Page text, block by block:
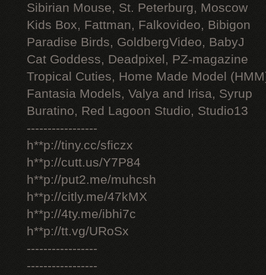
Sibirian Mouse, St. Peterburg, Moscow
Kids Box, Fattman, Falkovideo, Bibigon
Paradise Birds, GoldbergVideo, BabyJ
Cat Goddess, Deadpixel, PZ-magazine
Tropical Cuties, Home Made Model
Fantasia Models, Valya and Irisa, Syrup
Buratino, Red Lagoon Studio, Studio13
-----------------
h**p://tiny.cc/sficzx
h**p://cutt.us/Y7P84
h**p://put2.me/muhcsh
h**p://citly.me/47kMX
h**p://4ty.me/ibhi7c
h**p://tt.vg/URoSx
-----------------
-----------------